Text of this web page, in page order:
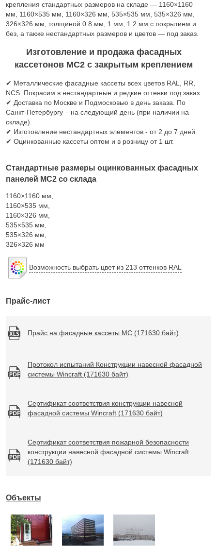
крепления стандартных размеров на складе — 1160×1160
мм, 1160×535 мм, 1160×326 мм, 535×535 мм, 535×326 мм,
326×326 мм, толщиной 0.8 мм, 1 мм, 1.2 мм с покрытием и
без, а также нестандартных размеров и цветов — под заказ.
Изготовление и продажа фасадных
кассетонов МС2 с закрытым креплением
✔ Металлические фасадные кассеты всех цветов RAL, RR,
NCS. Покрасим в нестандартные и редкие оттенки под заказ.
✔ Доставка по Москве и Подмосковью в день заказа. По
Санкт-Петербургу – на следующий день (при наличии на
складе).
✔ Изготовление нестандартных элементов - от 2 до 7 дней.
✔ Оцинкованные кассеты оптом и в розницу от 1 шт.
Стандартные размеры оцинкованных фасадных
панелей МС2 со склада
1160×1160 мм,
1160×535 мм,
1160×326 мм,
535×535 мм,
535×326 мм,
326×326 мм
Возможность выбрать цвет из 213 оттенков RAL
Прайс-лист
Прайс на фасадные кассеты МС (171630 байт)
Протокол испытаний Конструкции навесной фасадной
системы Wincraft (171630 байт)
Сертификат соответствия конструкции навесной
фасадной системы Wincraft (171630 байт)
Сертификат соответствия пожарной безопасности
конструкции навесной фасадной системы Wincraft
(171630 байт)
Объекты